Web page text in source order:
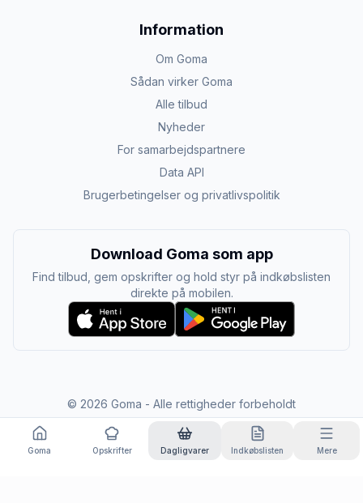
Information
Om Goma
Sådan virker Goma
Alle tilbud
Nyheder
For samarbejdspartnere
Data API
Brugerbetingelser og privatlivspolitik
Download Goma som app
Find tilbud, gem opskrifter og hold styr på indkøbslisten
direkte på mobilen.
© 2026 Goma - Alle rettigheder forbeholdt
Goma Opskrifter Dagligvarer Indkøbslisten Mere